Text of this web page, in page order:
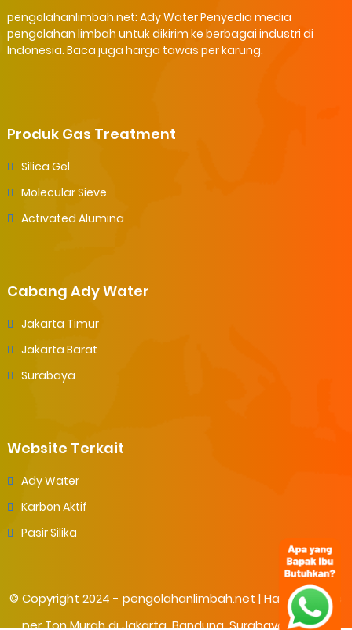
pengolahanlimbah.net: Ady Water Penyedia media
pengolahan limbah untuk dikirim ke berbagai industri di
Indonesia. Baca juga harga tawas per karung.
Produk Gas Treatment
Silica Gel
Molecular Sieve
Activated Alumina
Cabang Ady Water
Jakarta Timur
Jakarta Barat
Surabaya
Website Terkait
Ady Water
Karbon Aktif
Pasir Silika
© Copyright 2024 -pengolahanlimbah.net | Harga Tawas
per Ton Murah di Jakarta, Bandung, Surabaya. Tawas